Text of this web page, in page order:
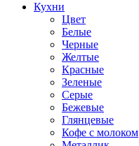
Кухни
Цвет
Белые
Черные
Желтые
Красные
Зеленые
Серые
Бежевые
Глянцевые
Кофе с молоком